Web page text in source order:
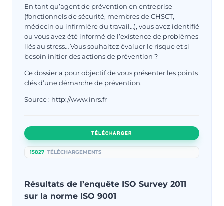
En tant qu’agent de prévention en entreprise
(fonctionnels de sécurité, membres de CHSCT,
médecin ou infirmière du travail…), vous avez identifié
ou vous avez été informé de l’existence de problèmes
liés au stress… Vous souhaitez évaluer le risque et si
besoin initier des actions de prévention ?
Ce dossier a pour objectif de vous présenter les points
clés d’une démarche de prévention.
Source : http://www.inrs.fr
TÉLÉCHARGER
15827 TÉLÉCHARGEMENTS
Résultats de l’enquête ISO Survey 2011
sur la norme ISO 9001